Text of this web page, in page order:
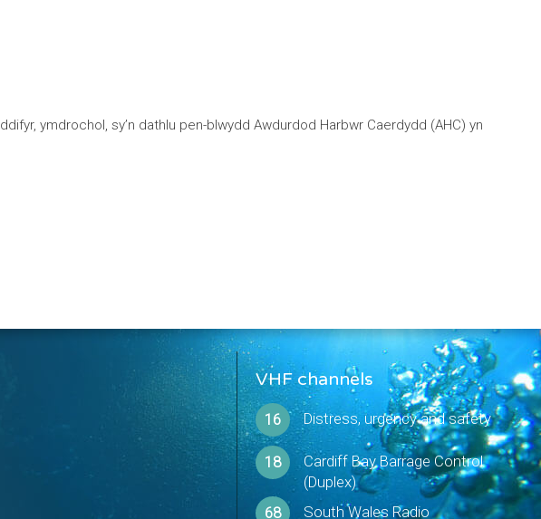
ymdrochol, sy’n dathlu pen-blwydd Awdurdod Harbwr Caerdydd (AHC) yn
VHF channels
16 Distress, urgency and safety
18
Cardiff Bay Barrage Control
(Duplex)
68
South Wales Radio